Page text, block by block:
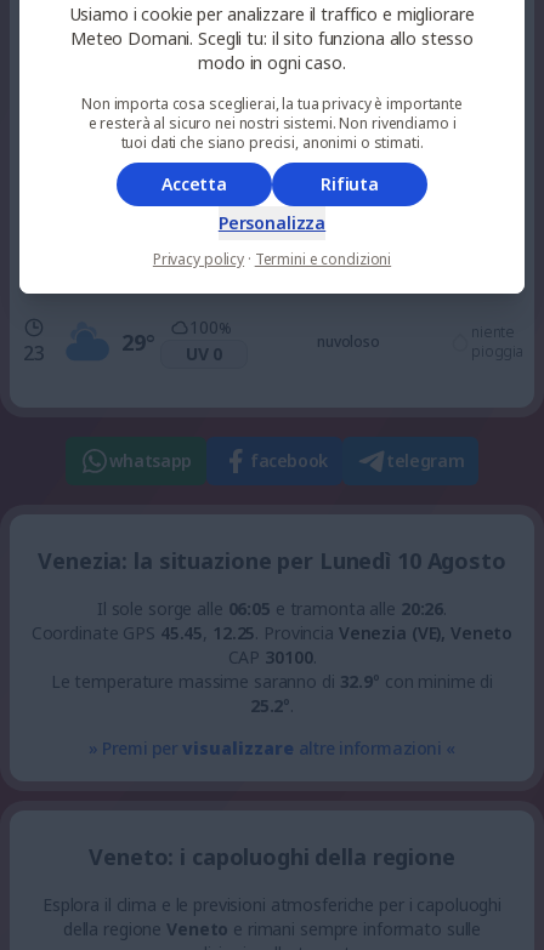
0%
UV 6
soleggiato
32°
0%
UV 3
° UV 0
sereno
23 29°
100%
UV 0
nuvoloso
niente
pioggia
whatsapp facebook telegram
Venezia: la situazione per Lunedì 10 Agosto
Il sole sorge alle 06:05 e tramonta alle 20:26.
Coordinate GPS 45.45, 12.25. Provincia Venezia (VE), Veneto
CAP 30100.
Le temperature massime saranno di 32.9° con minime di
25.2°.
» Premi pervisualizzare altre informazioni «
Veneto: i capoluoghi della regione
Esplora il clima e le previsioni atmosferiche per i capoluoghi
della regioneVeneto e rimani sempre informato sulle
Usiamo i cookie per analizzare il traffico e migliorare
Meteo Domani. Scegli tu: il sito funziona allo stesso
modo in ogni caso.
Non importa cosa sceglierai, la tua privacy è importante
e resterà al sicuro nei nostri sistemi. Non rivendiamo i
tuoi dati che siano precisi, anonimi o stimati.
Accetta
Rifiuta
Personalizza
Privacy policy · Termini e condizioni